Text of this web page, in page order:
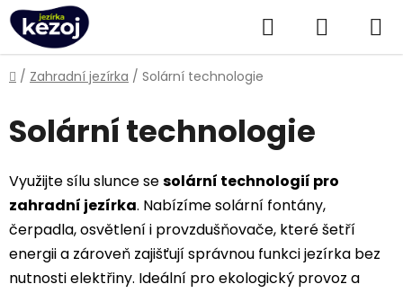
Přejít
na
obsah
Hledat
KOŠÍK
Domů
/ Zahradní jezírka / Solární technologie
Solární technologie
Využijte sílu slunce sesolární technologií pro
zahradní jezírka. Nabízíme solární fontány,
čerpadla, osvětlení i provzdušňovače, které šetří
energii a zároveň zajišťují správnou funkci jezírka bez
nutnosti elektřiny. Ideální pro ekologický provoz a